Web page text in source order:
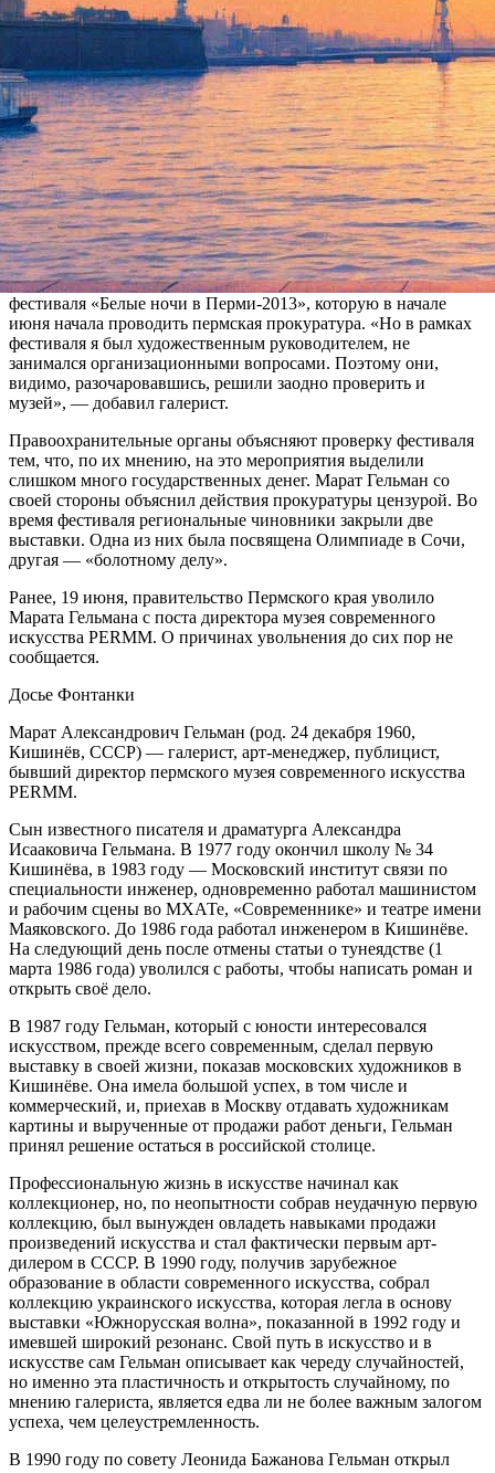
Галерист Марат Гельман 20 июня сообщил об обысках,
которые правоохранительные органы проводят у него в
кабинете в пермском музее современного искусства. Об этом
галерист сообщил «Интерфаксу».
«Приехали, расположились у меня в кабинете, затребовали
документацию за 2012-2013 год деятельности музея», —
сказал он агентству.
В то же время управление МВД по Перми опровергло
проведение обысков, сообщает РИА Новости. Впрочем,
подобные следственные действия могут проводить
сотрудники других силовых ведомств.
Гельман между тем пояснил, что обыск связан с проверкой
фестиваля «Белые ночи в Перми-2013», которую в начале
июня начала проводить пермская прокуратура. «Но в рамках
фестиваля я был художественным руководителем, не
занимался организационными вопросами. Поэтому они,
видимо, разочаровавшись, решили заодно проверить и
музей», — добавил галерист.
Правоохранительные органы объясняют проверку фестиваля
тем, что, по их мнению, на это мероприятия выделили
слишком много государственных денег. Марат Гельман со
своей стороны объяснил действия прокуратуры цензурой. Во
время фестиваля региональные чиновники закрыли две
выставки. Одна из них была посвящена Олимпиаде в Сочи,
другая — «болотному делу».
Ранее, 19 июня, правительство Пермского края уволило
Марата Гельмана с поста директора музея современного
искусства PERMM. О причинах увольнения до сих пор не
сообщается.
Досье Фонтанки
Марат Александрович Гельман (род. 24 декабря 1960,
Кишинёв, СССР) — галерист, арт-менеджер, публицист,
бывший директор пермского музея современного искусства
PERMM.
Сын известного писателя и драматурга Александра
Исааковича Гельмана. В 1977 году окончил школу № 34
Кишинёва, в 1983 году — Московский институт связи по
специальности инженер, одновременно работал машинистом
и рабочим сцены во МХАТе, «Современнике» и театре имени
Маяковского. До 1986 года работал инженером в Кишинёве.
На следующий день после отмены статьи о тунеядстве (1
марта 1986 года) уволился с работы, чтобы написать роман и
открыть своё дело.
В 1987 году Гельман, который с юности интересовался
искусством, прежде всего современным, сделал первую
выставку в своей жизни, показав московских художников в
Кишинёве. Она имела большой успех, в том числе и
коммерческий, и, приехав в Москву отдавать художникам
картины и вырученные от продажи работ деньги, Гельман
принял решение остаться в российской столице.
Профессиональную жизнь в искусстве начинал как
коллекционер, но, по неопытности собрав неудачную первую
коллекцию, был вынужден овладеть навыками продажи
произведений искусства и стал фактически первым арт-
дилером в СССР. В 1990 году, получив зарубежное
образование в области современного искусства, собрал
коллекцию украинского искусства, которая легла в основу
выставки «Южнорусская волна», показанной в 1992 году и
имевшей широкий резонанс. Свой путь в искусство и в
искусстве сам Гельман описывает как череду случайностей,
но именно эта пластичность и открытость случайному, по
мнению галериста, является едва ли не более важным залогом
успеха, чем целеустремленность.
В 1990 году по совету Леонида Бажанова Гельман открыл